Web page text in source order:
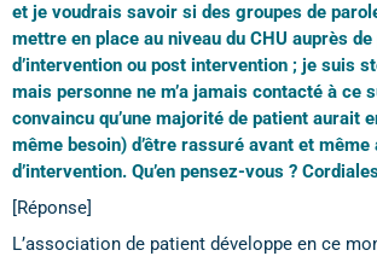
et je voudrais savoir si des groupes de
mettre en place au niveau du CHU auprès
d’intervention ou post intervention ; je suis
mais personne ne m’a jamais contacté à ce
convaincu qu’une majorité de patient aurait
même besoin) d’être rassuré avant et
d’intervention. Qu’en pensez-vous ?
[Réponse]
L’association de patient développe en ce